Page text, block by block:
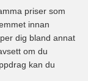
priser som
innan
dig bland annat
om du
kan du